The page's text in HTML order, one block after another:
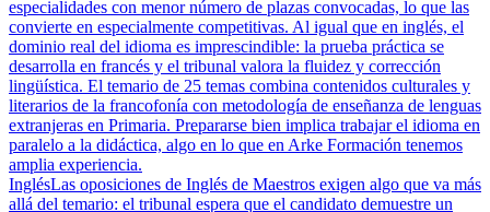
especialidades con menor número de plazas convocadas, lo que las
convierte en especialmente competitivas. Al igual que en inglés, el
dominio real del idioma es imprescindible: la prueba práctica se
desarrolla en francés y el tribunal valora la fluidez y corrección
lingüística. El temario de 25 temas combina contenidos culturales y
literarios de la francofonía con metodología de enseñanza de lenguas
extranjeras en Primaria. Prepararse bien implica trabajar el idioma en
paralelo a la didáctica, algo en lo que en Arke Formación tenemos
amplia experiencia.
InglésLas oposiciones de Inglés de Maestros exigen algo que va más
allá del temario: el tribunal espera que el candidato demuestre un